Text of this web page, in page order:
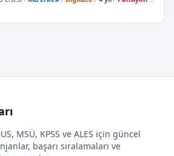
MSÜ, KPSS ve ALES için güncel
başarı sıralamaları ve